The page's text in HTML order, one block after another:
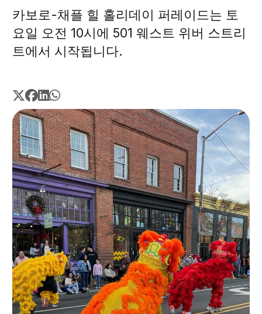
카보로-채플 힐 홀리데이 퍼레이드는 토
요일 오전 10시에 501 웨스트 위버 스트리
트에서 시작됩니다.